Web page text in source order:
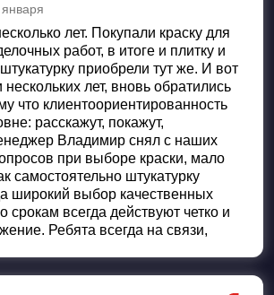
5из 5
лет. Покупали краску для
работ, в итоге и плитку и
приобрели тут же. И вот
лет, вновь обратились
что клиентоориентированность
расскажут, покажут,
Владимир снял с наших
при выборе краски, мало
самостоятельно штукатурку
широкий выбор качественных
срокам всегда действуют четко и
Ребята всегда на связи,